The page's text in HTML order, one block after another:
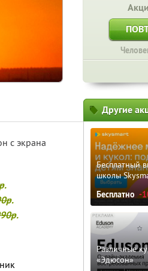
с экрана
.
.
.
Другие
Бесплатный
школы
Бесплатно -
Различные
«Эдюсон»